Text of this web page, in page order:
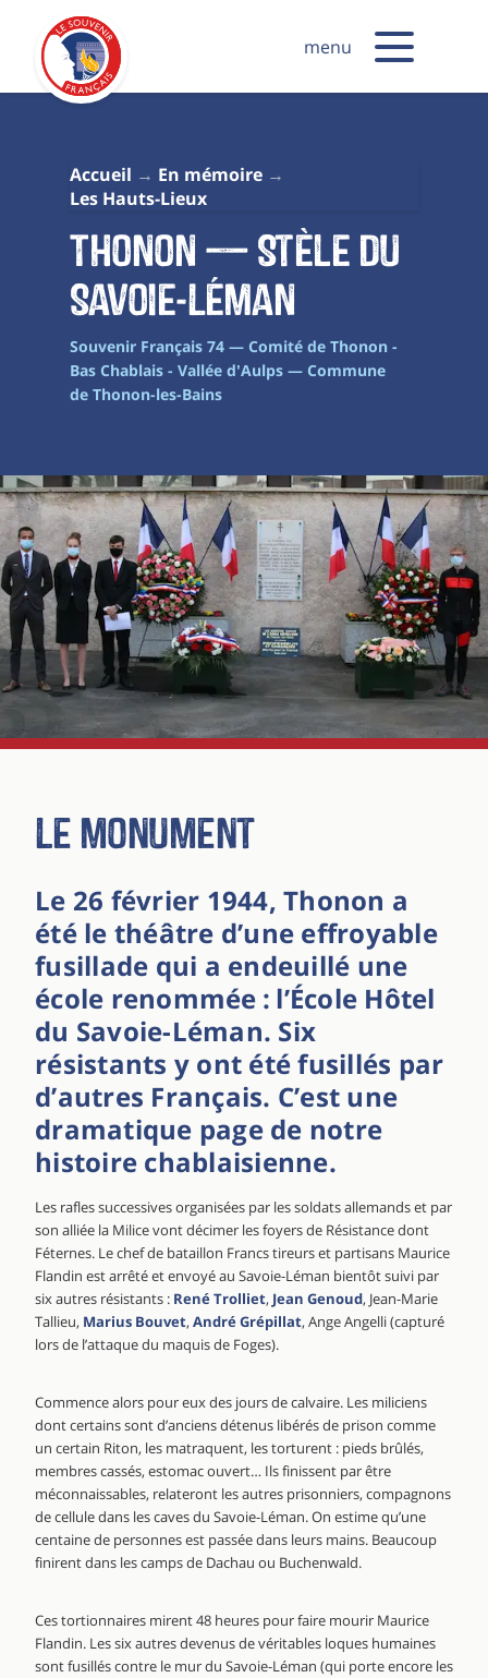
menu
Accueil
En mémoire
Les Hauts-Lieux
Thonon — Stèle du
Savoie-Léman
Souvenir Français 74 — Comité de Thonon -
Bas Chablais - Vallée d'Aulps — Commune
de Thonon-les-Bains
Le monument
Le 26 février 1944, Thonon a
été le théâtre d’une effroyable
fusillade qui a endeuillé une
école renommée : l’École Hôtel
du Savoie-Léman. Six
résistants y ont été fusillés par
d’autres Français. C’est une
dramatique page de notre
histoire chablaisienne.
Les rafles successives organisées par les soldats allemands et par
son alliée la Milice vont décimer les foyers de Résistance dont
Féternes. Le chef de bataillon Francs tireurs et partisans Maurice
Flandin est arrêté et envoyé au Savoie-Léman bientôt suivi par
six autres résistants : René Trolliet, Jean Genoud, Jean-Marie
Tallieu, Marius Bouvet,André Grépillat, Ange Angelli (capturé
lors de l’attaque du maquis de Foges).
Commence alors pour eux des jours de calvaire. Les miliciens
dont certains sont d’anciens détenus libérés de prison comme
un certain Riton, les matraquent, les torturent : pieds brûlés,
membres cassés, estomac ouvert… Ils finissent par être
méconnaissables, relateront les autres prisonniers, compagnons
de cellule dans les caves du Savoie-Léman. On estime qu’une
centaine de personnes est passée dans leurs mains. Beaucoup
finirent dans les camps de Dachau ou Buchenwald.
Ces tortionnaires mirent 48 heures pour faire mourir Maurice
Flandin. Les six autres devenus de véritables loques humaines
sont fusillés contre le mur du Savoie-Léman (qui porte encore les